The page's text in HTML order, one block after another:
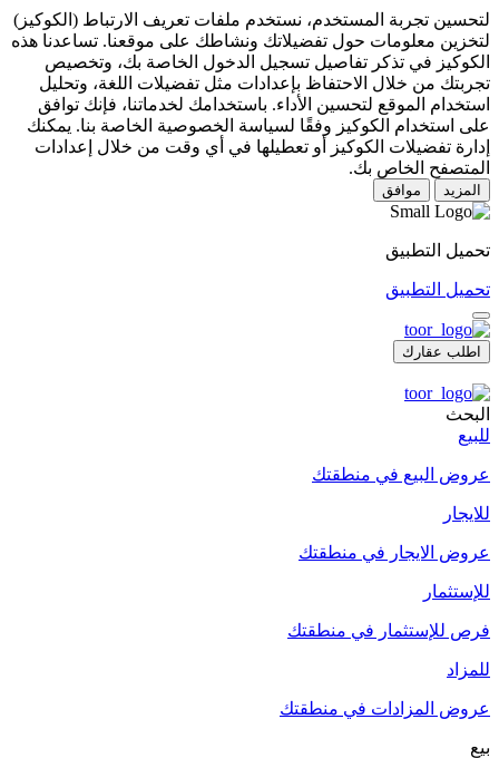
لتحسين تجربة المستخدم، نستخدم ملفات تعريف الارتباط (الكوكيز)
لتخزين معلومات حول تفضيلاتك ونشاطك على موقعنا. تساعدنا هذه
الكوكيز في تذكر تفاصيل تسجيل الدخول الخاصة بك، وتخصيص
تجربتك من خلال الاحتفاظ بإعدادات مثل تفضيلات اللغة، وتحليل
استخدام الموقع لتحسين الأداء. باستخدامك لخدماتنا، فإنك توافق
على استخدام الكوكيز وفقًا لسياسة الخصوصية الخاصة بنا. يمكنك
إدارة تفضيلات الكوكيز أو تعطيلها في أي وقت من خلال إعدادات
المتصفح الخاص بك.
المزيد موافق
تحميل التطبيق
تحميل التطبيق
اطلب عقارك
البحث
للبيع
عروض البيع في منطقتك
للايجار
عروض الايجار في منطقتك
للإستثمار
فرص للإستثمار في منطقتك
للمزاد
عروض المزادات في منطقتك
بيع